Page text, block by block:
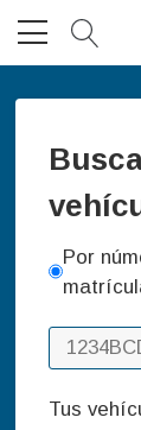
Por
Tus